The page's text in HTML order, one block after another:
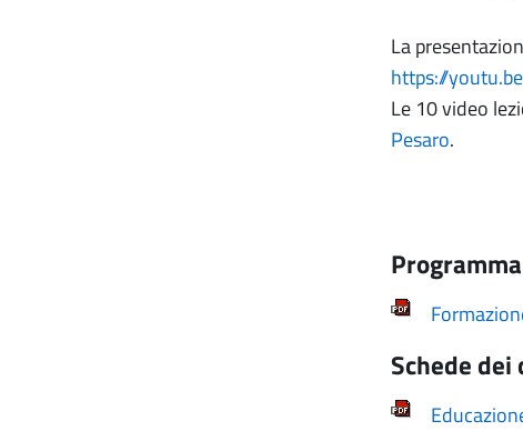
La
https://
Le 10 video
Pesaro.
Schede